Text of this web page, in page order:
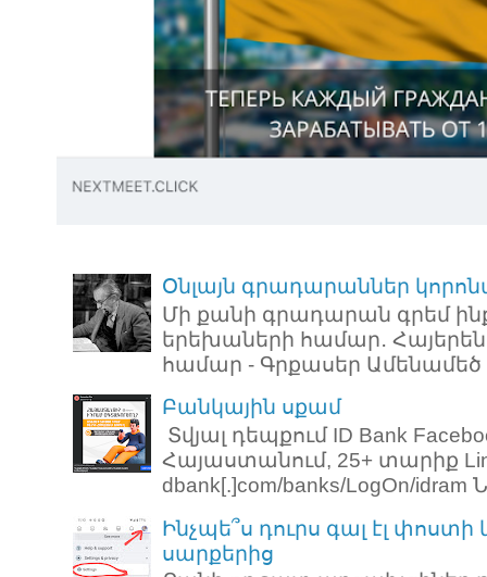
Օնլայն գրադարաններ
Մի քանի գրադարան գրեմ
երեխաների համար․
համար - Գրքասեր Ամենամեծ
Բանկային սքամ
Տվյալ դեպքում ID Bank
Հայաստանում, 25+ տարիք
dbank[.]com/banks/LogOn/idram
Ինչպե՞ս դուրս գալ էլ
սարքերից